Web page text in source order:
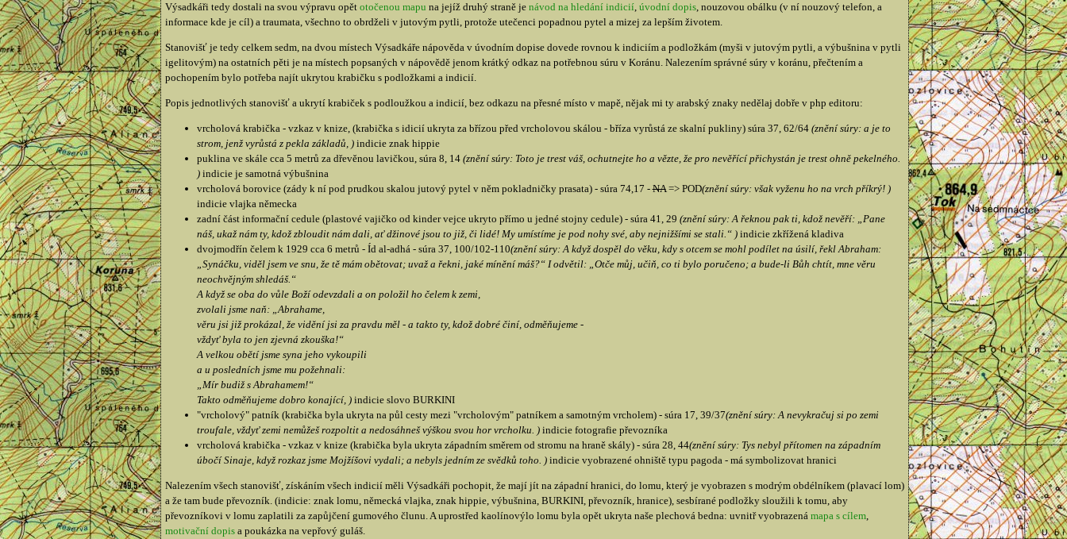
Výsadkáři tedy dostali na svou výpravu opět otočenou mapu na jejíž druhý straně je návod na hledání indicií, úvodní dopis, nouzovou obálku (v ní nouzový telefon, a
informace kde je cíl) a traumata, všechno to obrdželi v jutovým pytli, protože utečenci popadnou pytel a mizej za lepším životem.
Stanovišť je tedy celkem sedm, na dvou místech Výsadkáře nápověda v úvodním dopise dovede rovnou k indiciím a podložkám (myši v jutovým pytli, a výbušnina v pytli
igelitovým) na ostatních pěti je na místech popsaných v nápovědě jenom krátký odkaz na potřebnou súru v Koránu. Nalezením správné súry v koránu, přečtením a
pochopením bylo potřeba najít ukrytou krabičku s podložkami a indicií.
Popis jednotlivých stanovišť a ukrytí krabiček s podloužkou a indicií, bez odkazu na přesné místo v mapě, nějak mi ty arabský znaky nedělaj dobře v php editoru:
vrcholová krabička - vzkaz v knize, (krabička s idicií ukryta za břízou před vrcholovou skálou - bříza vyrůstá ze skalní pukliny) súra 37, 62/64 (znění súry: a je to
strom, jenž vyrůstá z pekla základů, )indicie znak hippie
puklina ve skále cca 5 metrů za dřevěnou lavičkou, súra 8, 14 (znění súry: Toto je trest váš, ochutnejte ho a vězte, že pro nevěřící přichystán je trest ohně pekelného.
)indicie je samotná výbušnina
vrcholová borovice (zády k ní pod prudkou skalou jutový pytel v něm pokladničky prasata) - súra 74,17 -NA=> POD(znění súry: však vyženu ho na vrch příkrý! )
indicie vlajka německa
zadní část informační cedule (plastové vajičko od kinder vejce ukryto přímo u jedné stojny cedule) - súra 41, 29 (znění súry: A řeknou pak ti, kdož nevěří: „Pane
náš, ukaž nám ty, kdož zbloudit nám dali, ať džinové jsou to již, či lidé! My umístíme je pod nohy své, aby nejnižšími se stali.“ ) indicie zkřížená kladiva
dvojmodřín čelem k 1929 cca 6 metrů - Íd al-adhá - súra 37, 100/102-110(znění súry: A když dospěl do věku, kdy s otcem se mohl podílet na úsilí, řekl Abraham:
„Synáčku, viděl jsem ve snu, že tě mám obětovat; uvaž a řekni, jaké mínění máš?“ I odvětil: „Otče můj, učiň, co ti bylo poručeno; a bude-li Bůh chtít, mne věru
neochvějným shledáš.“
A když se oba do vůle Boží odevzdali a on položil ho čelem k zemi,
zvolali jsme naň: „Abrahame,
věru jsi již prokázal, že vidění jsi za pravdu měl - a takto ty, kdož dobré činí, odměňujeme -
vždyť byla to jen zjevná zkouška!“
A velkou obětí jsme syna jeho vykoupili
a u posledních jsme mu požehnali:
„Mír budiž s Abrahamem!“
Takto odměňujeme dobro konající, ) indicie slovo BURKINI
"vrcholový" patník (krabička byla ukryta na půl cesty mezi "vrcholovým" patníkem a samotným vrcholem) - súra 17, 39/37(znění súry: A nevykračuj si po zemi
troufale, vždyť zemi nemůžeš rozpoltit a nedosáhneš výškou svou hor vrcholku. ) indicie fotografie převozníka
vrcholová krabička - vzkaz v knize (krabička byla ukryta západním směrem od stromu na hraně skály) - súra 28, 44(znění súry: Tys nebyl přítomen na západním
úbočí Sinaje, když rozkaz jsme Mojžíšovi vydali; a nebyls jedním ze svědků toho. ) indicie vyobrazené ohniště typu pagoda - má symbolizovat hranici
Nalezením všech stanovišť, získáním všech indicií měli Výsadkáři pochopit, že mají jít na západní hranici, do lomu, který je vyobrazen s modrým obdélníkem (plavací lom)
a že tam bude převozník. (indicie: znak lomu, německá vlajka, znak hippie, výbušnina, BURKINI, převozník, hranice), sesbírané podložky sloužili k tomu, aby
převozníkovi v lomu zaplatili za zapůjčení gumového člunu. A uprostřed kaolínovýlo lomu byla opět ukryta naše plechová bedna: uvnitř vyobrazená mapa s cílem,
motivační dopisa poukázka na vepřový guláš.